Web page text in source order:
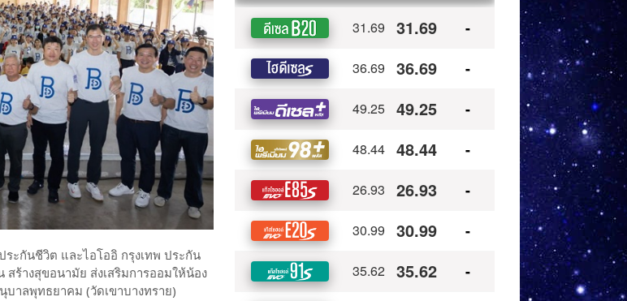
ระกันชีวิต และไอโออิ กรุงเทพ ประกัน
ร้างสุขอนามัย ส่งเสริมการออมให้น้อง
าลพุทธยาคม (วัดเขาบางทราย)